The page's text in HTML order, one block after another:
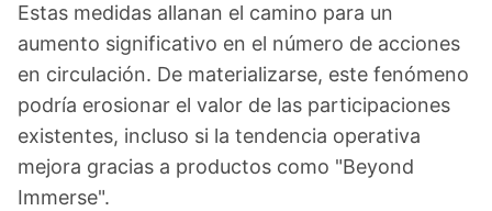
Estas medidas allanan el camino para un
aumento significativo en el número de acciones
en circulación. De materializarse, este fenómeno
podría erosionar el valor de las participaciones
existentes, incluso si la tendencia operativa
mejora gracias a productos como "Beyond
Immerse".